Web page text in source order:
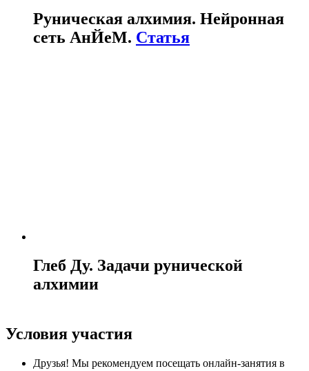
Руническая алхимия. Нейронная
сеть АнЙеМ. Статья
Глеб Ду. Задачи рунической
алхимии
Условия участия
Друзья! Мы рекомендуем посещать онлайн-занятия в